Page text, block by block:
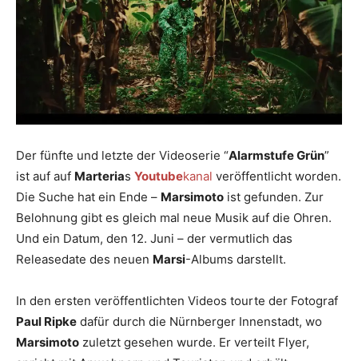
Der fünfte und letzte der Videoserie “Alarmstufe Grün”
ist auf auf Marterias Youtubekanal veröffentlicht worden.
Die Suche hat ein Ende – Marsimoto ist gefunden. Zur
Belohnung gibt es gleich mal neue Musik auf die Ohren.
Und ein Datum, den 12. Juni – der vermutlich das
Releasedate des neuen Marsi-Albums darstellt.
In den ersten veröffentlichten Videos tourte der Fotograf
Paul Ripke dafür durch die Nürnberger Innenstadt, wo
Marsimoto zuletzt gesehen wurde. Er verteilt Flyer,